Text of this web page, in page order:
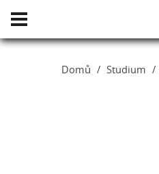
Domů Studium